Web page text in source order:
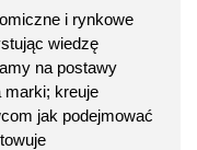
i rynkowe
wiedzę
na postawy
marki; kreuje
jak podejmować